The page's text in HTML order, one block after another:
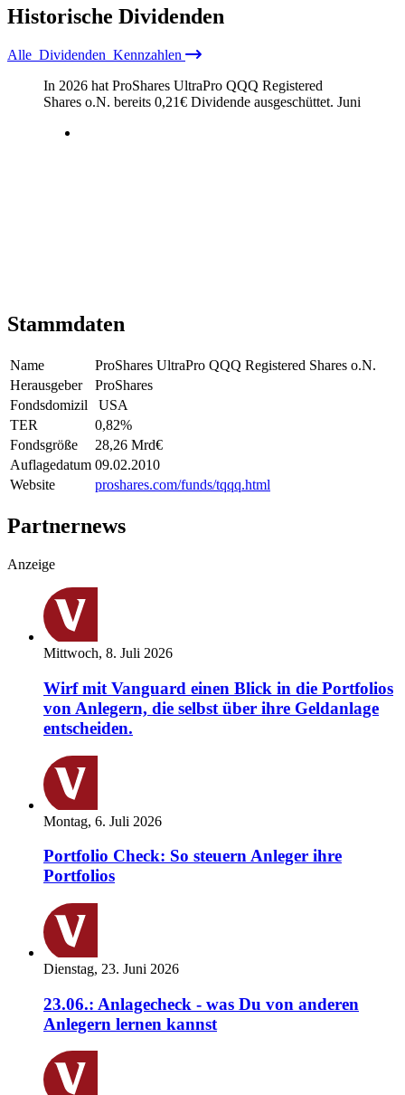
Historische Dividenden
Alle Dividenden Kennzahlen
In 2026 hat ProShares UltraPro QQQ Registered
Shares o.N. bereits 0,21€ Dividende ausgeschüttet. Juni
Stammdaten
Name
ProShares UltraPro QQQ Registered Shares o.N.
Herausgeber
ProShares
Fondsdomizil
USA
TER
0,82%
Fondsgröße
28,26 Mrd€
Auflagedatum 09.02.2010
Website
proshares.com/funds/tqqq.html
Partnernews
Anzeige
Mittwoch, 8. Juli 2026
Wirf mit Vanguard einen Blick in die Portfolios
von Anlegern, die selbst über ihre Geldanlage
entscheiden.
Montag, 6. Juli 2026
Portfolio Check: So steuern Anleger ihre
Portfolios
Dienstag, 23. Juni 2026
23.06.: Anlagecheck - was Du von anderen
Anlegern lernen kannst